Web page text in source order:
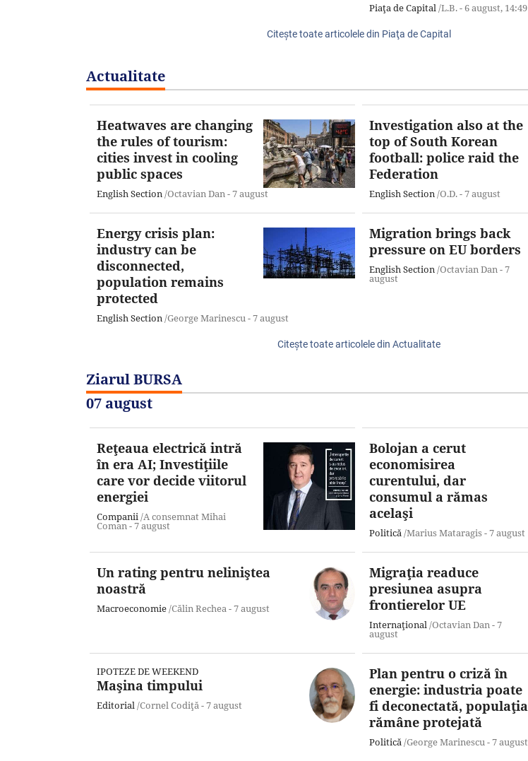
Piaţa de Capital /L.B. -6 august, 14:49
Citeşte toate articolele din Piaţa de Capital
Actualitate
Heatwaves are changing
the rules of tourism:
cities invest in cooling
public spaces
English Section /Octavian Dan -7 august
Investigation also at the
top of South Korean
football: police raid the
Federation
English Section /O.D. -7 august
Energy crisis plan:
industry can be
disconnected,
population remains
protected
English Section /George Marinescu -7 august
Migration brings back
pressure on EU borders
English Section /Octavian Dan -7
august
Citeşte toate articolele din Actualitate
Ziarul BURSA
07 august
Reţeaua electrică intră
în era AI; Investiţiile
care vor decide viitorul
energiei
Companii /A consemnat Mihai
Coman -7 august
Bolojan a cerut
economisirea
curentului, dar
consumul a rămas
acelaşi
Politică /Marius Mataragis -7 august
Un rating pentru neliniştea
noastră
Macroeconomie /Călin Rechea -7 august
Migraţia readuce
presiunea asupra
frontierelor UE
Internaţional /Octavian Dan -7
august
IPOTEZE DE WEEKEND
Maşina timpului
Editorial /Cornel Codiţă -7 august
Plan pentru o criză în
energie: industria poate
fi deconectată, populaţia
rămâne protejată
Politică /George Marinescu -7 august